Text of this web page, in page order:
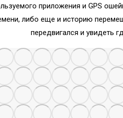
приложения и GPS
либо еще и историю
передвигался и увидеть